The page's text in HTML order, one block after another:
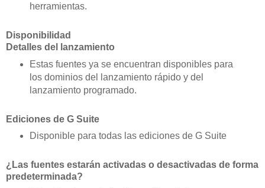
herramientas.
Disponibilidad
Detalles del lanzamiento
Estas fuentes ya se encuentran disponibles para
los dominios del lanzamiento rápido y del
lanzamiento programado.
Ediciones de G Suite
Disponible para todas las ediciones de G Suite
¿Las fuentes estarán activadas o desactivadas de forma
predeterminada?